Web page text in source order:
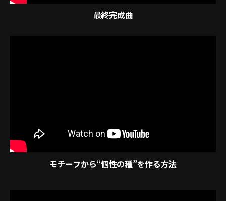
最終完成曲
モチーフから“個性の種”を作る方法